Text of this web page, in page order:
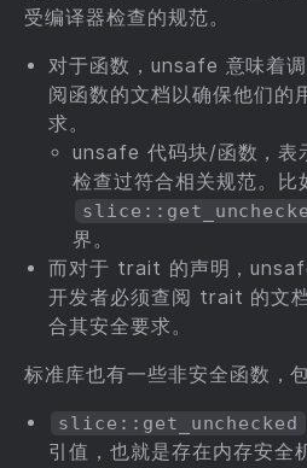
受编译器检查的规范。
对于函数，unsafe 意味着
阅函数的文档以确保他们的
求。
unsafe 代码块/函数，表
检查过符合相关规范。比
界。
而对于 trait 的声明，
开发者必须查阅 trait 的文
合其安全要求。
标准库也有一些非安全函数，包
slice::get_unchecked
引值，也就是存在内存安全